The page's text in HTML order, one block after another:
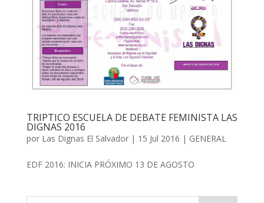
TRIPTICO ESCUELA DE DEBATE FEMINISTA LAS
DIGNAS 2016
por Las Dignas El Salvador| 15 Jul 2016 | GENERAL
EDF 2016: INICIA PRÓXIMO 13 DE AGOSTO